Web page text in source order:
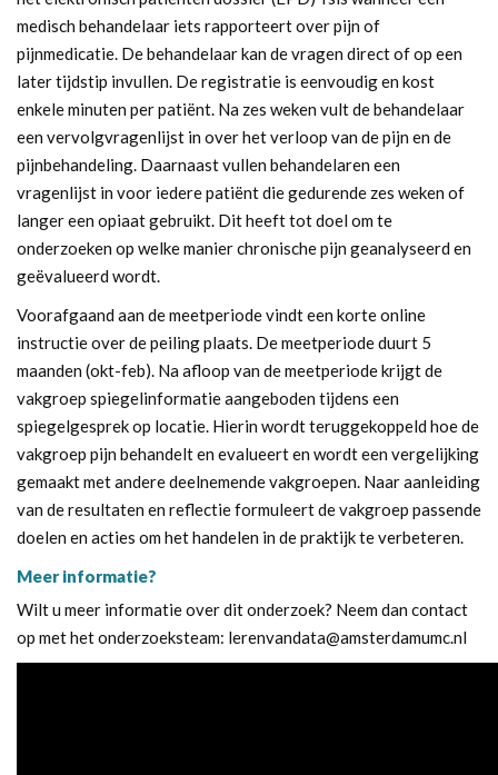
medisch behandelaar iets rapporteert over pijn of
pijnmedicatie. De behandelaar kan de vragen direct of op een
later tijdstip invullen. De registratie is eenvoudig en kost
enkele minuten per patiënt. Na zes weken vult de behandelaar
een vervolgvragenlijst in over het verloop van de pijn en de
pijnbehandeling. Daarnaast vullen behandelaren een
vragenlijst in voor iedere patiënt die gedurende zes weken of
langer een opiaat gebruikt. Dit heeft tot doel om te
onderzoeken op welke manier chronische pijn geanalyseerd en
geëvalueerd wordt.
Voorafgaand aan de meetperiode vindt een korte online
instructie over de peiling plaats. De meetperiode duurt 5
maanden (okt-feb). Na afloop van de meetperiode krijgt de
vakgroep spiegelinformatie aangeboden tijdens een
spiegelgesprek op locatie. Hierin wordt teruggekoppeld hoe de
vakgroep pijn behandelt en evalueert en wordt een vergelijking
gemaakt met andere deelnemende vakgroepen. Naar aanleiding
van de resultaten en reflectie formuleert de vakgroep passende
doelen en acties om het handelen in de praktijk te verbeteren.
Meer informatie?
Wilt u meer informatie over dit onderzoek? Neem dan contact
op met het onderzoeksteam: lerenvandata@amsterdamumc.nl